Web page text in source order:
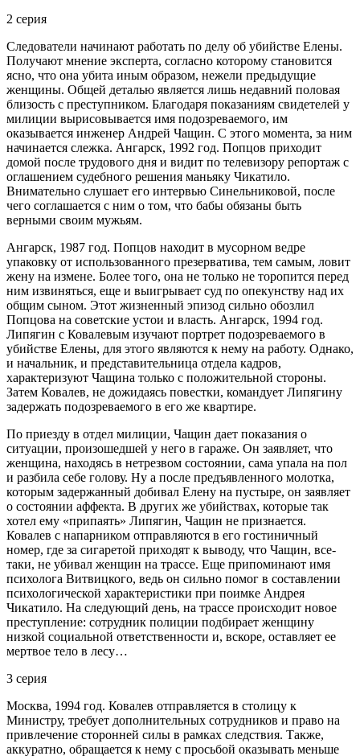
2 серия
Следователи начинают работать по делу об убийстве Елены.
Получают мнение эксперта, согласно которому становится
ясно, что она убита иным образом, нежели предыдущие
женщины. Общей деталью является лишь недавний половая
близость с преступником. Благодаря показаниям свидетелей у
милиции вырисовывается имя подозреваемого, им
оказывается инженер Андрей Чащин. С этого момента, за ним
начинается слежка. Ангарск, 1992 год. Попцов приходит
домой после трудового дня и видит по телевизору репортаж с
оглашением судебного решения маньяку Чикатило.
Внимательно слушает его интервью Синельниковой, после
чего соглашается с ним о том, что бабы обязаны быть
верными своим мужьям.
Ангарск, 1987 год. Попцов находит в мусорном ведре
упаковку от использованного презерватива, тем самым, ловит
жену на измене. Более того, она не только не торопится перед
ним извиняться, еще и выигрывает суд по опекунству над их
общим сыном. Этот жизненный эпизод сильно обозлил
Попцова на советские устои и власть. Ангарск, 1994 год.
Липягин с Ковалевым изучают портрет подозреваемого в
убийстве Елены, для этого являются к нему на работу. Однако,
и начальник, и представительница отдела кадров,
характеризуют Чащина только с положительной стороны.
Затем Ковалев, не дожидаясь повестки, командует Липягину
задержать подозреваемого в его же квартире.
По приезду в отдел милиции, Чащин дает показания о
ситуации, произошедшей у него в гараже. Он заявляет, что
женщина, находясь в нетрезвом состоянии, сама упала на пол
и разбила себе голову. Ну а после предъявленного молотка,
которым задержанный добивал Елену на пустыре, он заявляет
о состоянии аффекта. В других же убийствах, которые так
хотел ему «припаять» Липягин, Чащин не признается.
Ковалев с напарником отправляются в его гостиничный
номер, где за сигаретой приходят к выводу, что Чащин, все-
таки, не убивал женщин на трассе. Еще припоминают имя
психолога Витвицкого, ведь он сильно помог в составлении
психологической характеристики при поимке Андрея
Чикатило. На следующий день, на трассе происходит новое
преступление: сотрудник полиции подбирает женщину
низкой социальной ответственности и, вскоре, оставляет ее
мертвое тело в лесу…
3 серия
Москва, 1994 год. Ковалев отправляется в столицу к
Министру, требует дополнительных сотрудников и право на
привлечение сторонней силы в рамках следствия. Также,
аккуратно, обращается к нему с просьбой оказывать меньше